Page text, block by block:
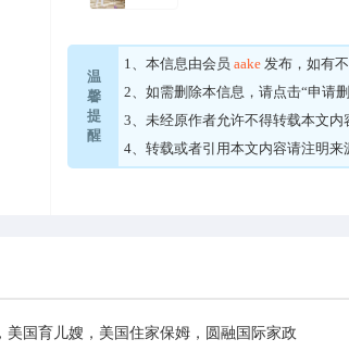
温
馨
提
醒
1、本信息由会员 aake 发布，如有
2、如需删除本信息，请点击“申请
3、未经原作者允许不得转载本文内
4、转载或者引用本文内容请注明来
美国育儿嫂，美国住家保姆，圆融国际家政